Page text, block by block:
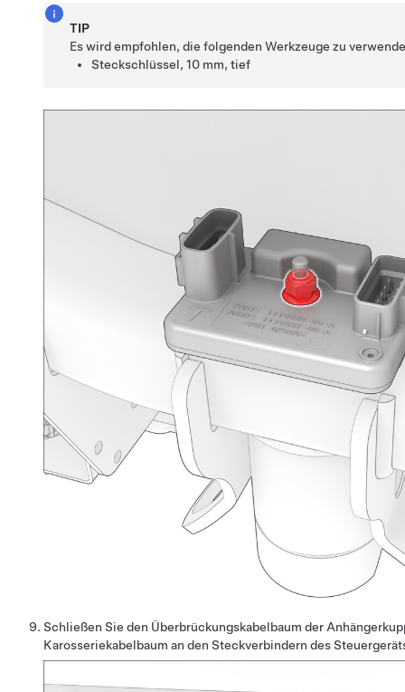
TIP
Es wird empfohlen, die folgenden Werkzeuge zu
Steckschlüssel, 10 mm, tief
Schließen Sie den Überbrückungskabelbaum der
Karosseriekabelbaum an den Steckverbindern des